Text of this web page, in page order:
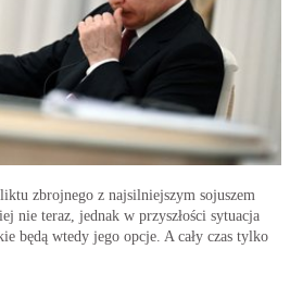
zbrojnego z najsilniejszym sojuszem
nie teraz, jednak w przyszłości sytuacja
będą wtedy jego opcje. A cały czas tylko